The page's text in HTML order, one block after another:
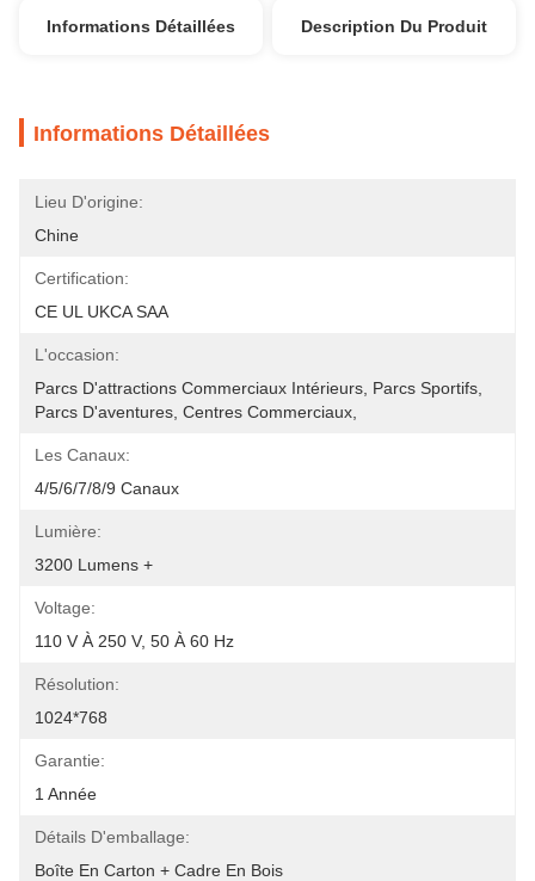
Informations Détaillées Description Du Produit
Informations Détaillées
Lieu D'origine:
Chine
Certification:
CE UL UKCA SAA
L'occasion:
Parcs D'attractions Commerciaux Intérieurs, Parcs Sportifs,
Parcs D'aventures, Centres Commerciaux,
Les Canaux:
4/5/6/7/8/9 Canaux
Lumière:
3200 Lumens +
Voltage:
110 V À 250 V, 50 À 60 Hz
Résolution:
1024*768
Garantie:
1 Année
Détails D'emballage:
Boîte En Carton + Cadre En Bois